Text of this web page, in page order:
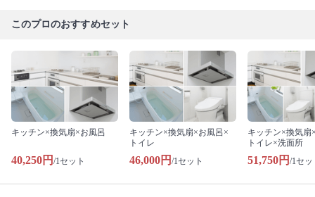
このプロのおすすめセット
キッチン×換気扇×お風呂
40,250円 /1セット
キッチン×換気扇×お風呂×
トイレ
46,000円 /1セット
キッチン×換気扇
トイレ×洗面所
51,750円 /1セッ